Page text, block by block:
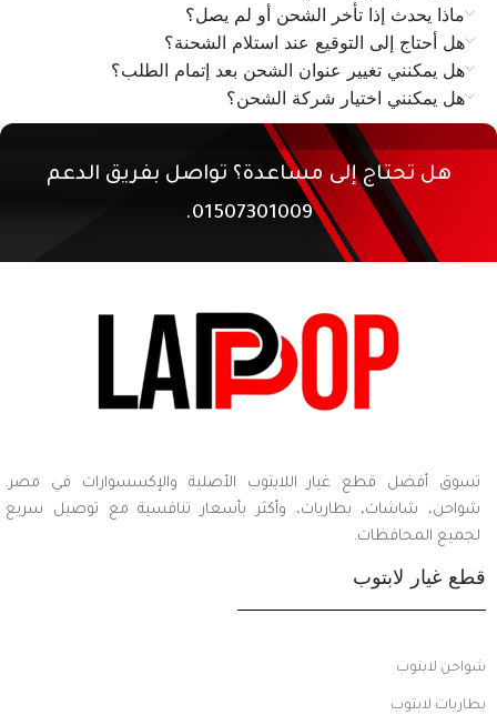
ماذا يحدث إذا تأخر الشحن أو لم يصل؟
هل أحتاج إلى التوقيع عند استلام الشحنة؟
هل يمكنني تغيير عنوان الشحن بعد إتمام الطلب؟
هل يمكنني اختيار شركة الشحن؟
هل تحتاج إلى مساعدة؟ تواصل بفريق الدعم
01507301009.
تسوق أفضل قطع غيار اللابتوب الأصلية والإكسسوارات في مصر.
شواحن، شاشات، بطاريات، وأكثر بأسعار تنافسية مع توصيل سريع
لجميع المحافظات.
قطع غيار لابتوب
شواحن لابتوب
بطاريات لابتوب